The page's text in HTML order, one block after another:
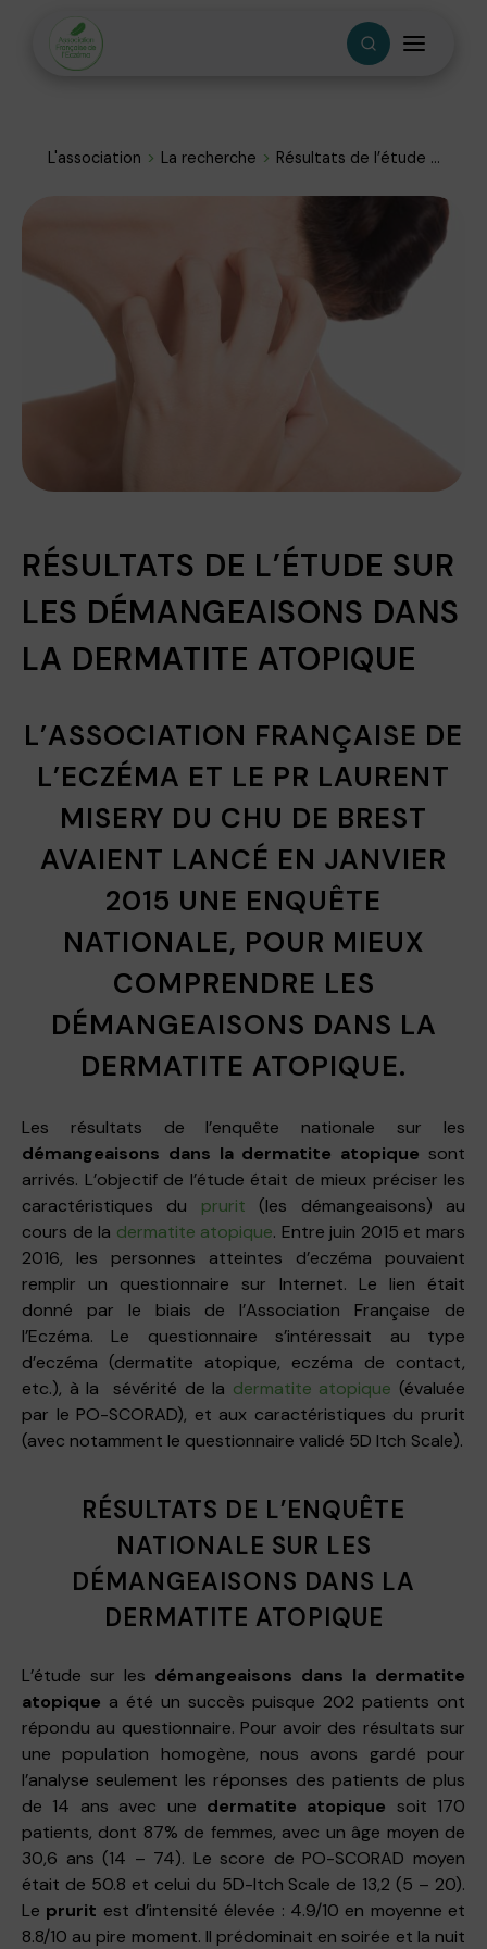
L'association La recherche Résultats de l’étude ...
RÉSULTATS DE L’ÉTUDE SUR
LES DÉMANGEAISONS DANS
LA DERMATITE ATOPIQUE
L’ASSOCIATION FRANÇAISE DE
L’ECZÉMA ET LE PR LAURENT
MISERY DU CHU DE BREST
AVAIENT LANCÉ EN JANVIER
2015 UNE ENQUÊTE
NATIONALE, POUR MIEUX
COMPRENDRE LES
DÉMANGEAISONS DANS LA
DERMATITE ATOPIQUE.
Les résultats de l’enquête nationale sur les
démangeaisons dans la dermatite atopique sont
arrivés. L’objectif de l’étude était de mieux préciser les
caractéristiques du prurit (les démangeaisons) au
cours de la dermatite atopique. Entre juin 2015 et mars
2016, les personnes atteintes d’eczéma pouvaient
remplir un questionnaire sur Internet. Le lien était
donné par le biais de l’Association Française de
l’Eczéma. Le questionnaire s’intéressait au type
d’eczéma (dermatite atopique, eczéma de contact,
etc.), à la sévérité de la dermatite atopique (évaluée
par le PO-SCORAD), et aux caractéristiques du prurit
(avec notamment le questionnaire validé 5D Itch Scale).
RÉSULTATS DE L’ENQUÊTE
NATIONALE SUR LES
DÉMANGEAISONS DANS LA
DERMATITE ATOPIQUE
L’étude sur les démangeaisons dans la dermatite
atopique a été un succès puisque 202 patients ont
répondu au questionnaire. Pour avoir des résultats sur
une population homogène, nous avons gardé pour
l’analyse seulement les réponses des patients de plus
de 14 ans avec une dermatite atopique soit 170
patients, dont 87% de femmes, avec un âge moyen de
30,6 ans (14 – 74). Le score de PO-SCORAD moyen
était de 50.8 et celui du 5D-Itch Scale de 13,2 (5 – 20).
Le prurit est d’intensité élevée : 4.9/10 en moyenne et
8.8/10 au pire moment. Il prédominait en soirée et la nuit